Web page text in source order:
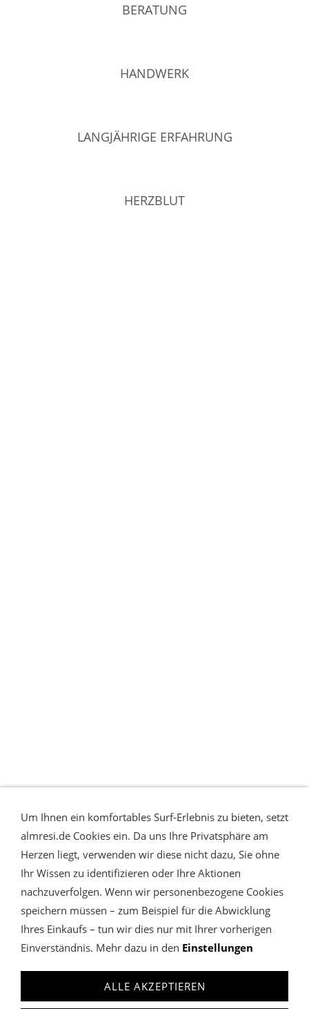
BERATUNG
HANDWERK
LANGJÄHRIGE ERFAHRUNG
HERZBLUT
WIDERRUFSRECHT & VERTRAG WIDERRUFEN
COOKIES
VERWALTEN
DATENSCHUTZ AGB
IMPRESSUM
Charivari Lederhose & Dirndl
Um Ihnen ein komfortables Surf-Erlebnis zu bieten, setzt
almresi.de Cookies ein. Da uns Ihre Privatsphäre am
Herzen liegt, verwenden wir diese nicht dazu, Sie ohne
Ihr Wissen zu identifizieren oder Ihre Aktionen
nachzuverfolgen. Wenn wir personenbezogene Cookies
speichern müssen – zum Beispiel für die Abwicklung
Ihres Einkaufs – tun wir dies nur mit Ihrer vorherigen
Einverständnis. Mehr dazu in den Einstellungen
ALLE AKZEPTIEREN